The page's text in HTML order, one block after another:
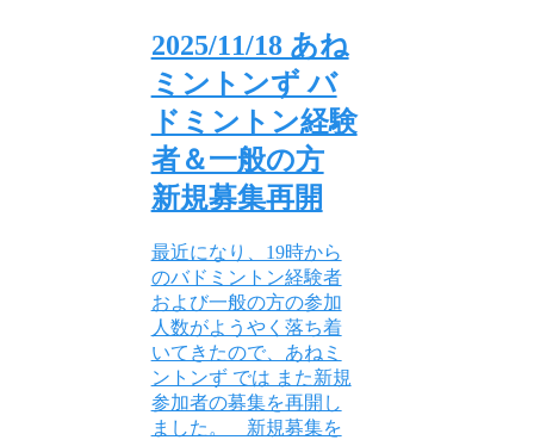
2025/11/18 あね
ミントンず バ
ドミントン経験
者＆一般の方
新規募集再開
最近になり、19時から
のバドミントン経験者
および一般の方の参加
人数がようやく落ち着
いてきたので、あねミ
ントンず では また新規
参加者の募集を再開し
ました。 新規募集を